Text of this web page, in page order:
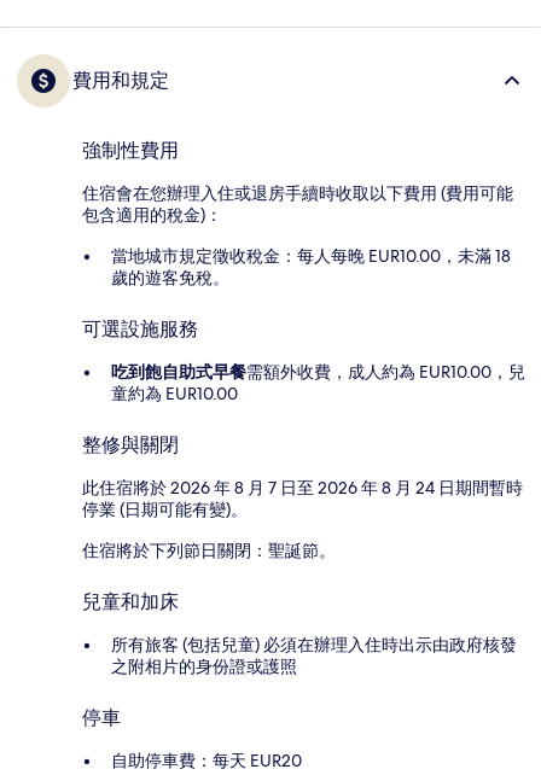
費用和規定
強制性費用
住宿會在您辦理入住或退房手續時收取以下費用 (費用可能
包含適用的稅金)：
當地城市規定徵收稅金：每人每晚 EUR10.00，未滿 18
歲的遊客免稅。
可選設施服務
吃到飽自助式早餐需額外收費，成人約為 EUR10.00，兒
童約為 EUR10.00
整修與關閉
此住宿將於 2026 年 8 月 7 日至 2026 年 8 月 24 日期間暫時
停業 (日期可能有變)。
住宿將於下列節日關閉：聖誕節。
兒童和加床
所有旅客 (包括兒童) 必須在辦理入住時出示由政府核發
之附相片的身份證或護照
停車
自助停車費：每天 EUR20